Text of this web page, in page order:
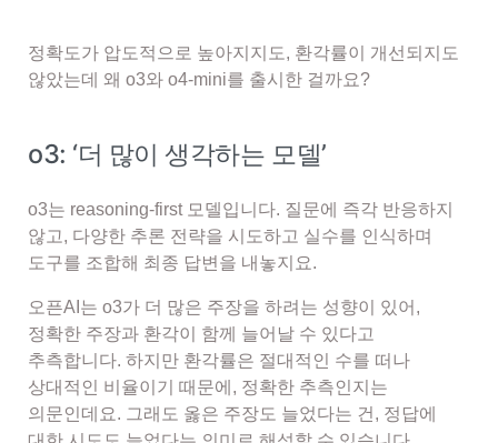
정확도가 압도적으로 높아지지도, 환각률이 개선되지도
않았는데 왜 o3와 o4-mini를 출시한 걸까요?
o3: ‘더 많이 생각하는 모델’
o3는 reasoning-first 모델입니다. 질문에 즉각 반응하지
않고, 다양한 추론 전략을 시도하고 실수를 인식하며
도구를 조합해 최종 답변을 내놓지요.
오픈AI는 o3가 더 많은 주장을 하려는 성향이 있어,
정확한 주장과 환각이 함께 늘어날 수 있다고
추측합니다. 하지만 환각률은 절대적인 수를 떠나
상대적인 비율이기 때문에, 정확한 추측인지는
의문인데요. 그래도 옳은 주장도 늘었다는 건, 정답에